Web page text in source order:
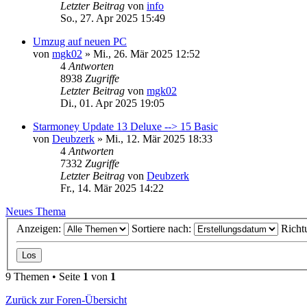
Letzter Beitrag von info
So., 27. Apr 2025 15:49
Umzug auf neuen PC
von mgk02 » Mi., 26. Mär 2025 12:52
4 Antworten
8938 Zugriffe
Letzter Beitrag von mgk02
Di., 01. Apr 2025 19:05
Starmoney Update 13 Deluxe --> 15 Basic
von Deubzerk » Mi., 12. Mär 2025 18:33
4 Antworten
7332 Zugriffe
Letzter Beitrag von Deubzerk
Fr., 14. Mär 2025 14:22
Neues Thema
Anzeigen:
Sortiere nach:
9 Themen • Seite 1 von 1
Zurück zur Foren-Übersicht